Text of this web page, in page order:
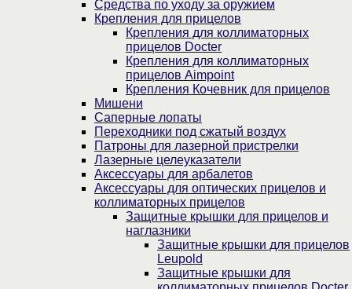
Средства по уходу за оружием
Крепления для прицелов
Крепления для коллиматорных
прицелов Docter
Крепления для коллиматорных
прицелов Aimpoint
Крепления Кочевник для прицелов
Мишени
Саперные лопаты
Переходники под сжатый воздух
Патроны для лазерной пристрелки
Лазерные целеуказатели
Аксессуары для арбалетов
Аксессуары для оптических прицелов и
коллиматорных прицелов
Защитные крышки для прицелов и
наглазники
Защитные крышки для прицелов
Leupold
Защитные крышки для